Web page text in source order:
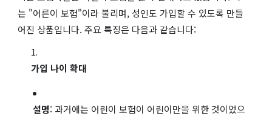
는 "어른이 보험"이라 불리며, 성인도 가입할 수 있도록 만들
어진 상품입니다. 주요 특징은 다음과 같습니다:
가입 나이 확대
설명: 과거에는 어린이 보험이 어린이만을 위한 것이었으